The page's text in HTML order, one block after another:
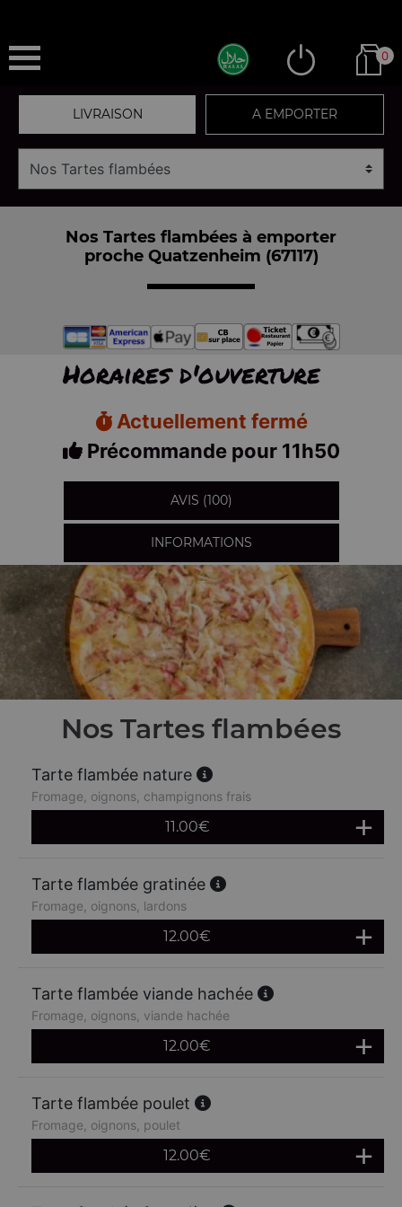
0
LIVRAISON A EMPORTER
Nos Tartes flambées à emporter
proche Quatzenheim (67117)
Horaires d'ouverture
Actuellement fermé
Précommande pour 11h50
AVIS (100)
INFORMATIONS
Nos Tartes flambées
Tarte flambée nature
Fromage, oignons, champignons frais
11.00€
Tarte flambée gratinée
Fromage, oignons, lardons
12.00€
Tarte flambée viande hachée
Fromage, oignons, viande hachée
12.00€
Tarte flambée poulet
Fromage, oignons, poulet
12.00€